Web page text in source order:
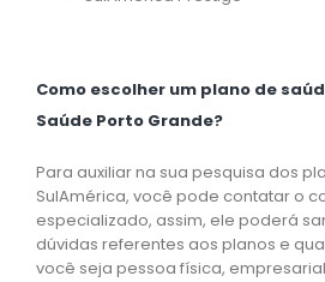
Como escolher um plano de
Saúde Porto Grande?
Para auxiliar na sua pesquisa dos
SulAmérica, você pode contatar o
especializado, assim, ele poderá
dúvidas referentes aos planos e
você seja pessoa física,